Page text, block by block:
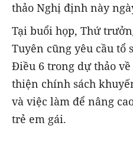
thảo Nghị định này
Tại buổi họp, Thứ
Tuyên cũng yêu cầu tổ
Điều 6 trong dự thảo
thiện chính sách
và việc làm để nâng
trẻ em gái.